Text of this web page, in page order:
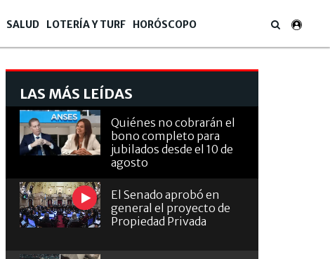
SALUD LOTERÍA Y TURF HORÓSCOPO
LAS MÁS LEÍDAS
Quiénes no cobrarán el
bono completo para
jubilados desde el 10 de
agosto
El Senado aprobó en
general el proyecto de
Propiedad Privada